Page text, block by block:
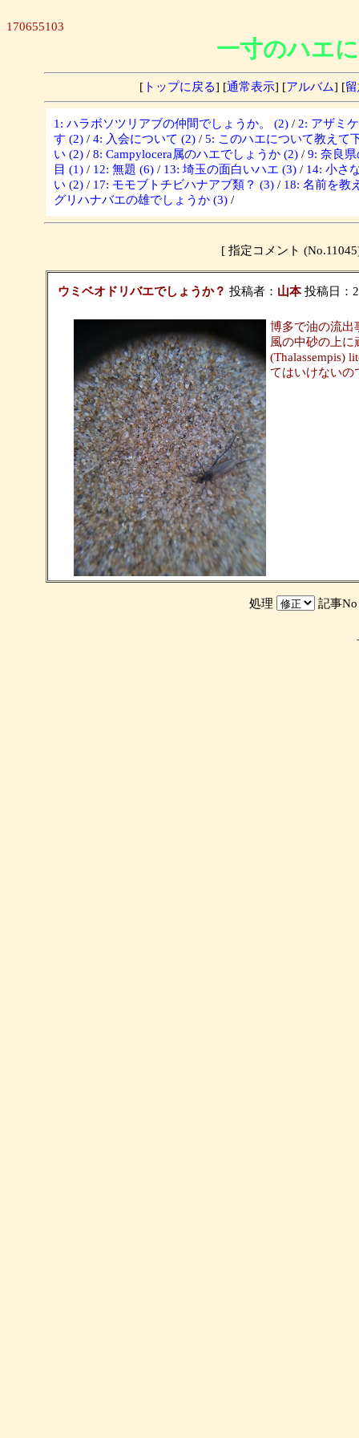
170655103
一寸のハエ
[トップに戻る] [通常表示] [アルバム] [
1: ハラボソツリアブの仲間でしょうか。 (2) / 2: アザミ
す (2) / 4: 入会について (2) / 5: このハエについて教えて
い (2) / 8: Campylocera属のハエでしょうか (2) / 9: 奈良
目 (1) / 12: 無題 (6) / 13: 埼玉の面白いハエ (3) / 14: 小さ
い (2) / 17: モモブトチビハナアブ類？ (3) / 18: 名前を教
グリハナバエの雄でしょうか (3) /
[ 指定コメント
ウミベオドリバエでしょうか？ 投稿者： 山本 投稿日：
博多で油の流出
風の中砂の上に
(Thalassempis)
てはいけないの
処理 記事